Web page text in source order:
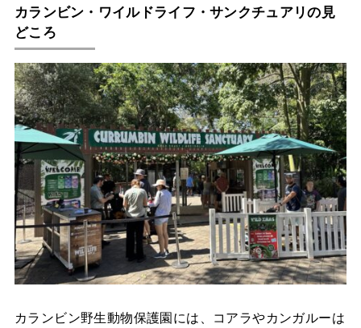
カランビン・ワイルドライフ・サンクチュアリの見
どころ
カランビン野生動物保護園には、コアラやカンガルーは